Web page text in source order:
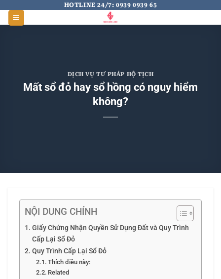
HOTLINE 24/7: 0939 0939 65
DỊCH VỤ TƯ PHÁP HỘ TỊCH
Mất sổ đỏ hay sổ hồng có nguy hiểm
không?
NỘI DUNG CHÍNH
Giấy Chứng Nhận Quyền Sử Dụng Đất và Quy Trình
Cấp Lại Sổ Đỏ
Quy Trình Cấp Lại Sổ Đỏ
Thích điều này:
Related